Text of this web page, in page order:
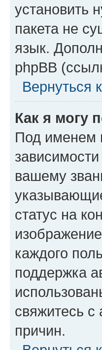
установить
пакета не
язык.
phpBB
Вернуться
Как я могу
Под именем
вашему
статус на
каждого
поддержка
свяжитесь
причин.